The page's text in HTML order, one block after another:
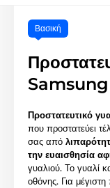
Βασική
Προστατευτικό
που προστατεύει
σας από
την ευαισθησία
γυαλιού. Το γυαλί
οθόνης. Για